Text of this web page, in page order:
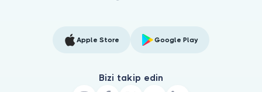
Apple Store Google Play
Bizi takip edin